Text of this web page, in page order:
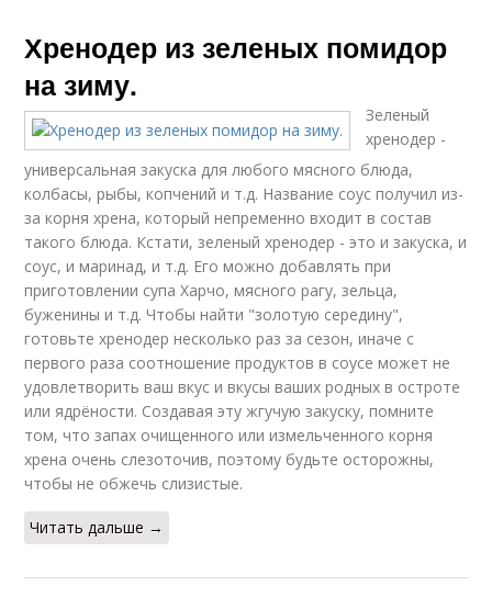
Хренодер из зеленых помидор
на зиму.
Зеленый
хренодер -
универсальная закуска для любого мясного блюда,
колбасы, рыбы, копчений и т.д. Название соус получил из-
за корня хрена, который непременно входит в состав
такого блюда. Кстати, зеленый хренодер - это и закуска, и
соус, и маринад, и т.д. Его можно добавлять при
приготовлении супа Харчо, мясного рагу, зельца,
буженины и т.д. Чтобы найти "золотую середину",
готовьте хренодер несколько раз за сезон, иначе с
первого раза соотношение продуктов в соусе может не
удовлетворить ваш вкус и вкусы ваших родных в остроте
или ядрёности. Создавая эту жгучую закуску, помните
том, что запах очищенного или измельченного корня
хрена очень слезоточив, поэтому будьте осторожны,
чтобы не обжечь слизистые.
Читать дальше →